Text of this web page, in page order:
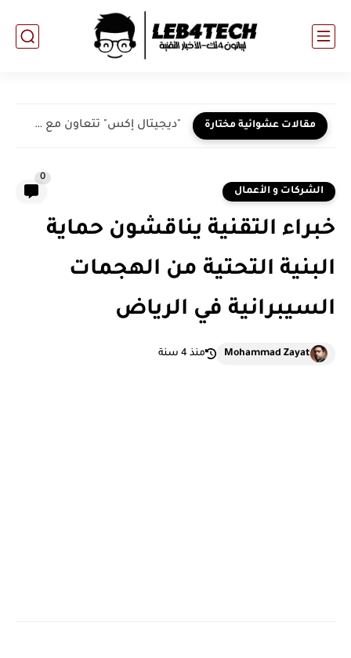
مقالات عشوائية مختارة "ديجيتال إكس" تتعاون مع سامسونج العالمية لتعزيز الابتكار التقني...
الشركات و الأعمال
0
خبراء التقنية يناقشون حماية
البنية التحتية من الهجمات
السيبرانية في الرياض
Mohammad Zayat منذ 4 سنة